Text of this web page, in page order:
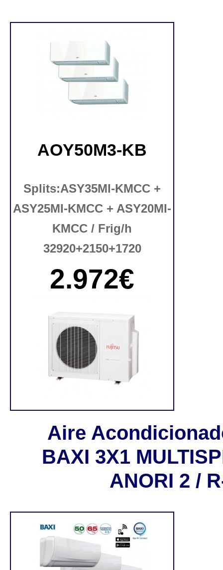
AOY50M3-KB
Splits:ASY35MI-KMCC +
ASY25MI-KMCC + ASY20MI-
KMCC / Frig/h
32920+2150+1720
2.972€
Aire
BAXI 3X1
ANORI 2 /